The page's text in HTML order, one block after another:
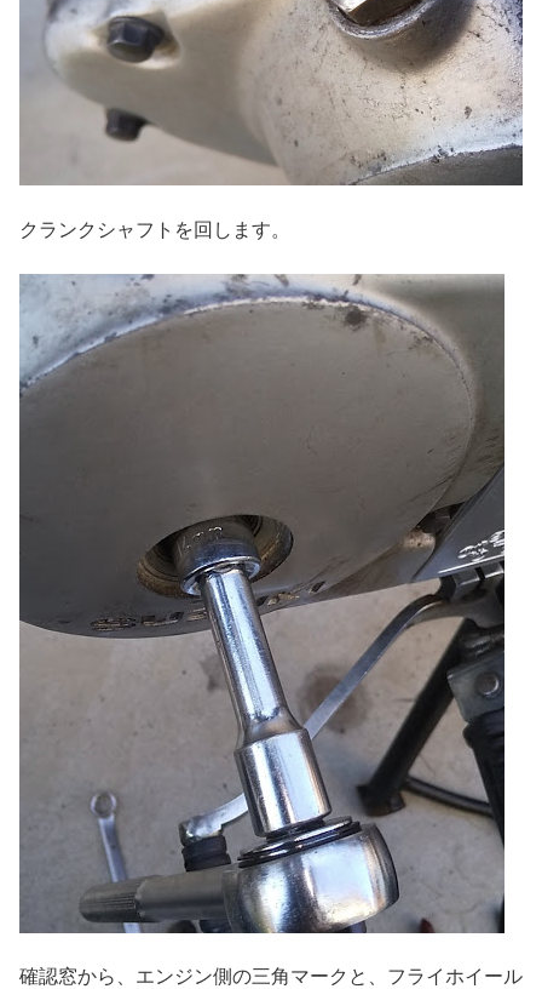
クランクシャフトを回します。
確認窓から、エンジン側の三角マークと、フライホイール